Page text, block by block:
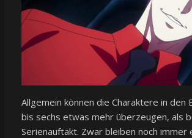
Allgemein können die Charaktere in den
bis sechs etwas mehr überzeugen, als
Serienauftakt. Zwar bleiben noch immer